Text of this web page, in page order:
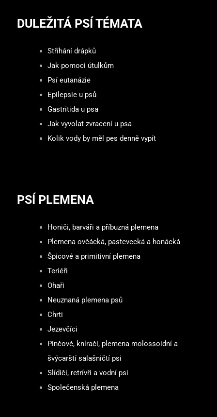
DULEŽITÁ PSÍ TÉMATA
Stříhání drápků
Jak pomoci útulkům
Psí eutanázie
Epilepsie u psů
Gastritida u psa
Jak vyvolat zvracení u psa
Kolik vody by měl pes denně vypít
PSÍ PLEMENA
Honiči, barváři a příbuzná plemena
Plemena ovčácká, pastevecká a honácká
Špicové a primitivní plemena
Teriéři
Ohaři
Neuznaná plemena psů
Chrti
Jezevčíci
Pinčové, knírači, plemena molossoidní a
švýcarští salašničtí psi
Slídiči, retrívři a vodní psi
Společenská plemena